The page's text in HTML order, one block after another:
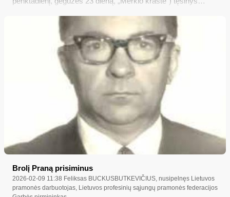
Brolį Praną prisiminus
2026-02-09 11:38 Feliksas BUCKUSBUTKEVIČIUS, nusipelnęs Lietuvos
pramonės darbuotojas, Lietuvos profesinių sąjungų pramonės federacijos